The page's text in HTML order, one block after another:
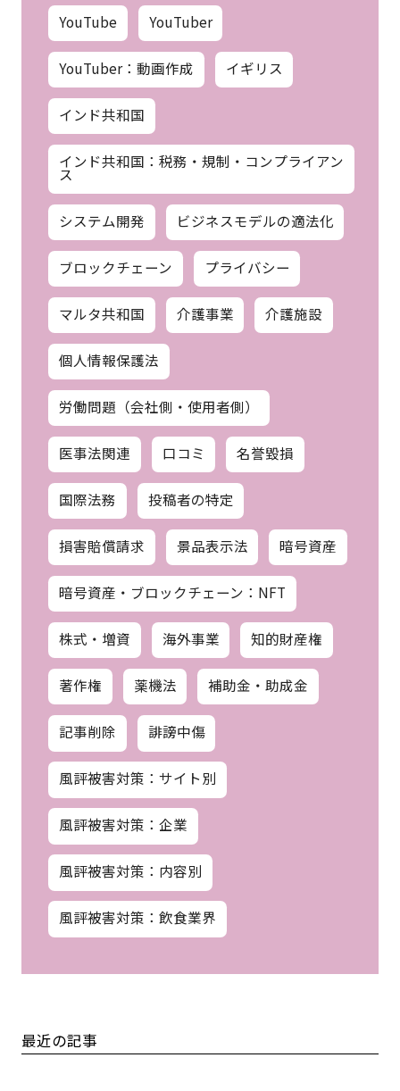
YouTube YouTuber
YouTuber：動画作成 イギリス
インド共和国
インド共和国：税務・規制・コンプライアン
ス
システム開発 ビジネスモデルの適法化
ブロックチェーン プライバシー
マルタ共和国 介護事業 介護施設
個人情報保護法
労働問題（会社側・使用者側）
医事法関連 口コミ 名誉毀損
国際法務 投稿者の特定
損害賠償請求 景品表示法 暗号資産
暗号資産・ブロックチェーン：NFT
株式・増資 海外事業 知的財産権
著作権 薬機法 補助金・助成金
記事削除 誹謗中傷
風評被害対策：サイト別
風評被害対策：企業
風評被害対策：内容別
風評被害対策：飲食業界
最近の記事